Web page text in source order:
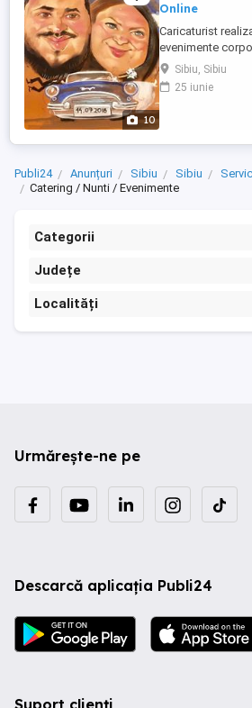
10
Online
Caricaturist
evenimente
petreceri de copii
zambete si buna
pe SMS/Tel: .
pe toti invitatii ...
Sibiu, Sibiu
25 iunie
Publi24 Anunțuri Sibiu Sibiu
Catering / Nunti / Evenimente
Categorii
Județe
Localități
Urmărește-ne pe
Descarcă aplicația Publi24
Suport clienți